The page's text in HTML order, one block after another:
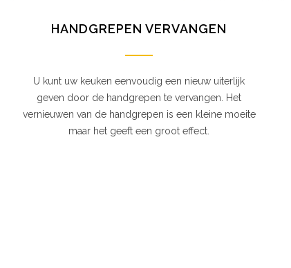
HANDGREPEN VERVANGEN
U kunt uw keuken eenvoudig een nieuw uiterlijk
geven door de handgrepen te vervangen. Het
vernieuwen van de handgrepen is een kleine moeite
maar het geeft een groot effect.